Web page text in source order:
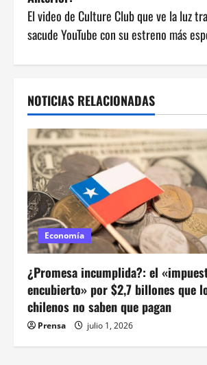
a
v
e
g
a
c
i
ó
n
d
e
e
El video de Culture Club que ve la luz
sacude YouTube con su estreno más
NOTICIAS RELACIONADAS
Economía
¿Promesa incumplida?: el
encubierto» por $2,7 billones que
chilenos no saben que pagan
Prensa julio 1, 2026